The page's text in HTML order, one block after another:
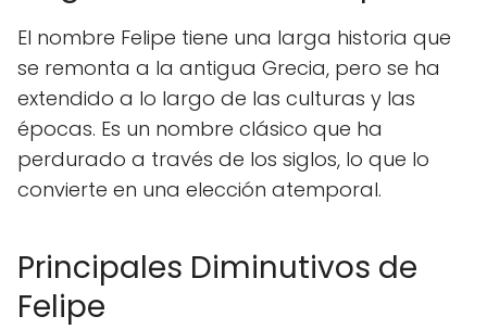
El nombre Felipe tiene una larga historia que
se remonta a la antigua Grecia, pero se ha
extendido a lo largo de las culturas y las
épocas. Es un nombre clásico que ha
perdurado a través de los siglos, lo que lo
convierte en una elección atemporal.
Principales Diminutivos de
Felipe